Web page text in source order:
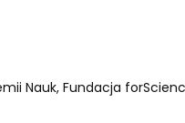
Nauk, Fundacja